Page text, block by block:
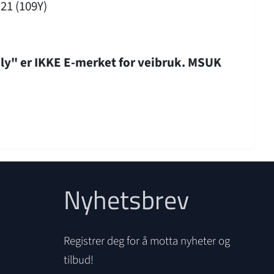
(109Y)
er IKKE E-merket for veibruk. MSUK
Nyhetsbrev
Registrer deg for å motta nyheter og
tilbud!